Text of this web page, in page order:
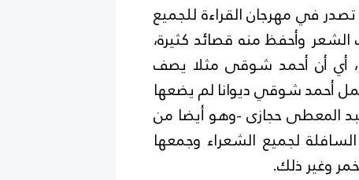
في مهرجان القراءة للجميع
وأحفظ منه قصائد كثيرة،
أي أن أحمد شوقى مثلا يصف
أحمد شوقي ديوانا لم يضعها
المعطى حجازى -وهو أيضا من
لجميع الشعراء وجمعها
وغير ذلك.